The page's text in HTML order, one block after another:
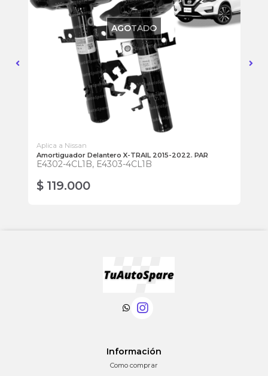
AGOTADO
Aplica a Nissan
Amortiguador Delantero X-TRAIL 2015-2022. PAR
E4302-4CL1B, E4303-4CL1B
$ 119.000
Información
Como comprar